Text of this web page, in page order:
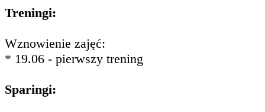
Treningi:
Wznowienie zajęć:
* 19.06 - pierwszy trening
Sparingi: